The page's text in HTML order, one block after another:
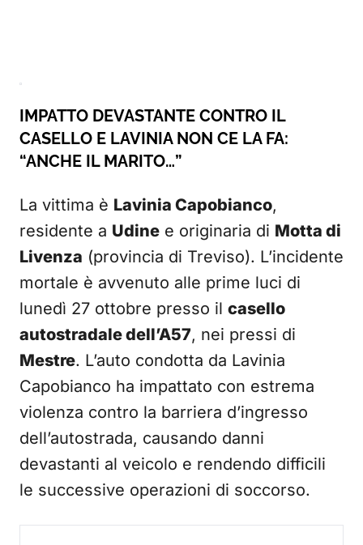
IMPATTO DEVASTANTE CONTRO IL
CASELLO E LAVINIA NON CE LA FA:
“ANCHE IL MARITO…”
La vittima è Lavinia Capobianco,
residente a Udine e originaria di Motta di
Livenza (provincia di Treviso). L’incidente
mortale è avvenuto alle prime luci di
lunedì 27 ottobre presso il casello
autostradale dell’A57, nei pressi di
Mestre. L’auto condotta da Lavinia
Capobianco ha impattato con estrema
violenza contro la barriera d’ingresso
dell’autostrada, causando danni
devastanti al veicolo e rendendo difficili
le successive operazioni di soccorso.